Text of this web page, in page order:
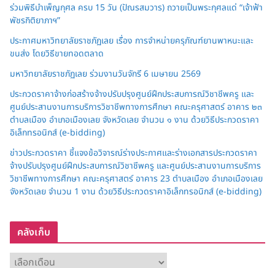
ร่วมพิธีบำเพ็ญกุศล ครบ 15 วัน (ปัณรสมวาร) ถวายเป็นพระกุศลแด่ “เจ้าฟ้า
พัชรกิติยาภาฯ”
ประกาศมหาวิทยาลัยราชภัฏเลย เรื่อง การจำหน่ายครุภัณฑ์ยานพาหนะและ
ขนส่ง โดยวิธีขายทอดตลาด
มหาวิทยาลัยราชภัฏเลย ร่วมงานวันจักรี 6 เมษายน 2569
ประกวดราคาจ้างก่อสร้างจ้างปรับปรุงศูนย์ฝึกประสบการณ์วิชาชีพครู และ
ศูนย์ประสานงานการบริการวิชาชีพทางการศึกษา คณะครุศาสตร์ อาคาร ๒๓
ตำบลเมือง อำเภอเมืองเลย จังหวัดเลย จำนวน ๑ งาน ด้วยวิธีประกวดราคา
อิเล็กทรอนิกส์ (e-bidding)
ข่าวประกวดราคา ชี้แจงข้อวิจารณ์ร่างประกาศและร่างเอกสารประกวดราคา
จ้างปรับปรุงศูนย์ฝึกประสบการณ์วิชาชีพครู และศูนย์ประสานงานการบริการ
วิชาชีพทางการศึกษา คณะครุศาสตร์ อาคาร 23 ตำบลเมือง อำเภอเมืองเลย
จังหวัดเลย จำนวน 1 งาน ด้วยวิธีประกวดราคาอิเล็กทรอนิกส์ (e-bidding)
คลังเก็บ